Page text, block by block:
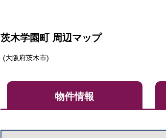
茨木学園町 周辺マップ
(大阪府茨木市)
物件情報